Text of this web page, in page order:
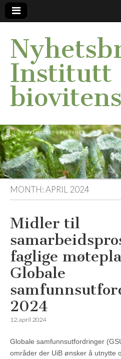
Institutt
MONTH:APRIL 2024
Midler til
faglige
Globale
2024
12. april 2024
Globale samfunnsutfordringer
områder der UiB ønsker å utnytte